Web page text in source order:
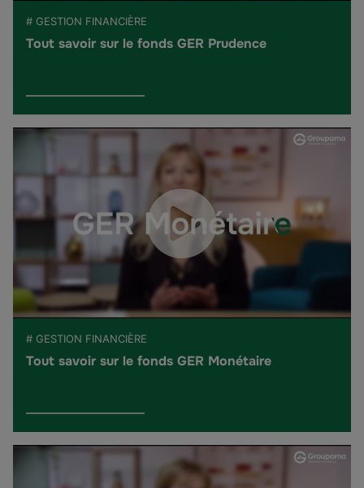
# GESTION FINANCIÈRE
Tout savoir sur le fonds GER Prudence
# GESTION FINANCIÈRE
Tout savoir sur le fonds GER Monétaire